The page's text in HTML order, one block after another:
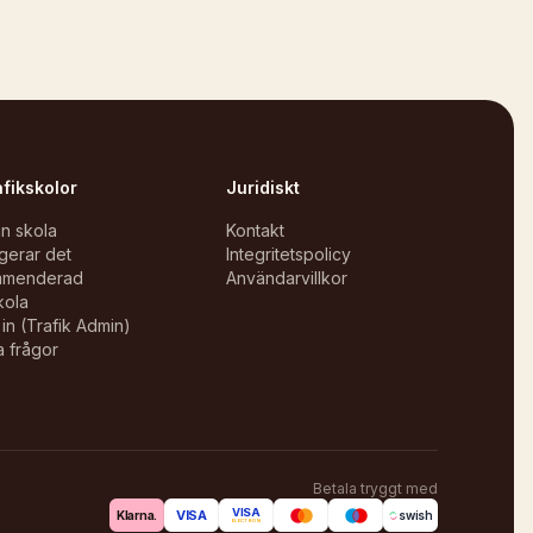
skola
det
(Trafik Admin)
frågor
Juridiskt
Kontakt
Integritetspolicy
Användarvillkor
Betala tryggt med
Klarna. VISA VISA
ELECTRON swish